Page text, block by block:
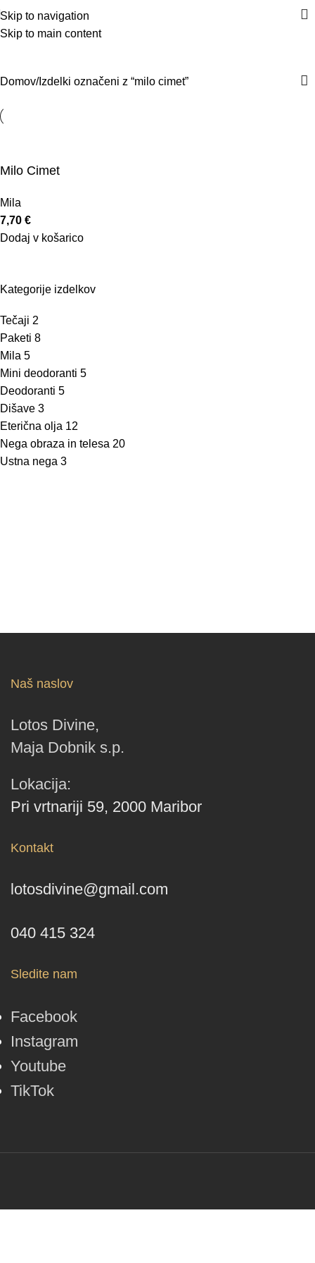
Skip to navigation
Skip to main contentmilo cimet
Kategorije izdelkov
Tečaji 2
Paketi 8
Mila 5
Mini deodoranti 5
Deodoranti 5
Dišave 3
Eterična olja 12
Nega obraza in telesa 20
Ustna nega 3
Domov Izdelki označeni z “milo cimet”
Milo Cimet
Mila
7,70 €
Dodaj v košarico
Naš naslov
Lotos Divine,
Maja Dobnik s.p.
Lokacija:
Pri vrtnariji 59, 2000 Maribor
Kontakt
lotosdivine@gmail.com
040 415 324
Sledite nam
Facebook
Instagram
Youtube
TikTok